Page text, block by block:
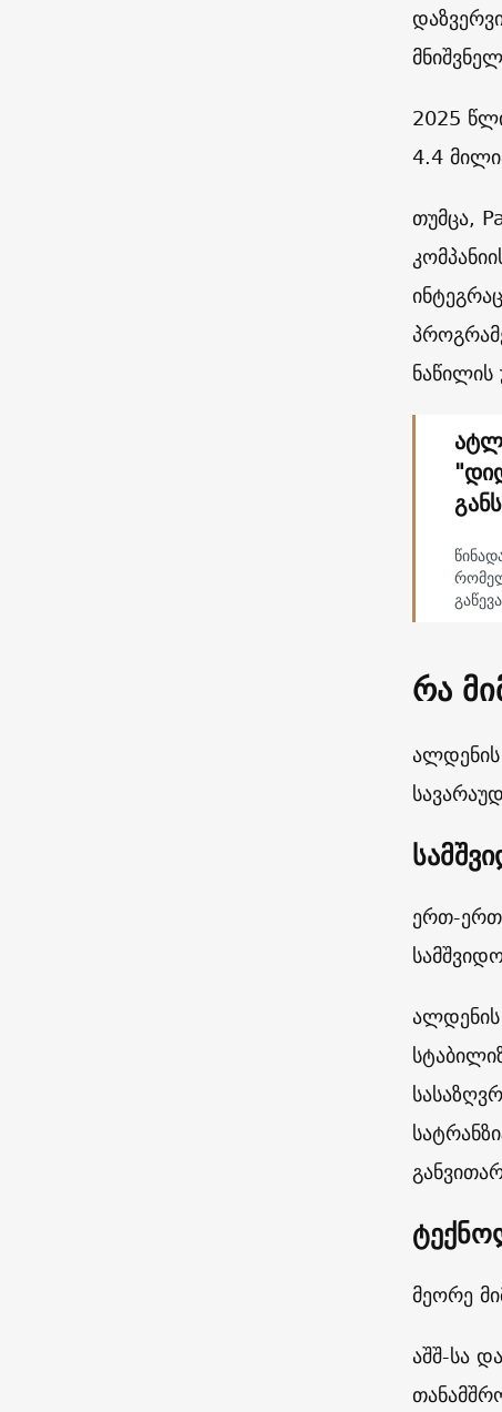
2025
4.4
თუმცა,
ნაწილის
რა
ალდენის
ერთ-
მეორე
აშშ-სა